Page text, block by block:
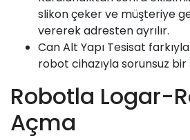
slikon çeker ve müşteriye
vererek adresten ayrılır.
Can Alt Yapı Tesisat farkıyla
robot cihazıyla sorunsuz bir
Robotla Logar-
Açma